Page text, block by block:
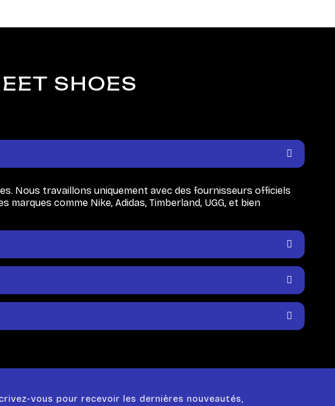
SHOES
Nous travaillons uniquement avec des fournisseurs officiels
comme Nike, Adidas, Timberland, UGG, et bien
vous pour recevoir les dernières nouveautés,